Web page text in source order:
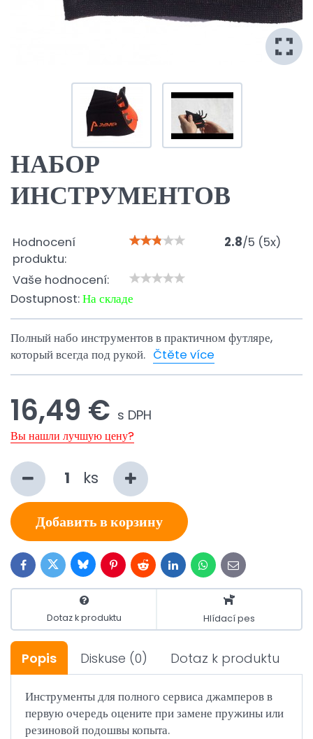
НАБОР
ИНСТРУМЕНТОВ
Hodnocení
produktu:
2.8/5 (5x)
Vaše hodnocení:
Dostupnost:На складе
Полный набо инструментов в практичном футляре,
который всегда под рукой. Čtěte více
16,49 € s DPH
Вы нашли лучшую цену?
ks
Добавить в корзину
FacebookTwitterBlueskyPinterestRedditLinkedInWhatsApp
E-
mail
Dotaz k produktu Hlídací pes
Popis Diskuse (0) Dotaz k produktu
Инструменты для полного сервиса джамперов в
первую очередь оцените при замене пружины или
резиновой подошвы копыта.